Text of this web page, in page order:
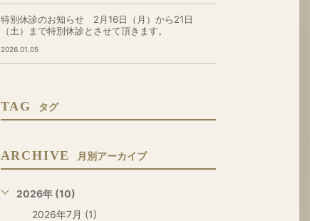
特別休診のお知らせ 2月16日（月）から21日
（土）まで特別休診とさせて頂きます。
2026.01.05
TAG タグ
ARCHIVE 月別アーカイブ
2026年 (10)
2026年7月 (1)